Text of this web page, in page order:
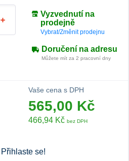
Vyzvednutí na
prodejně
Vybrat/Změnit prodejnu
Doručení na adresu
Můžete mít za 2 pracovní dny
Vaše cena s DPH
565,00 Kč
466,94 Kč bez DPH
Přihlaste se!